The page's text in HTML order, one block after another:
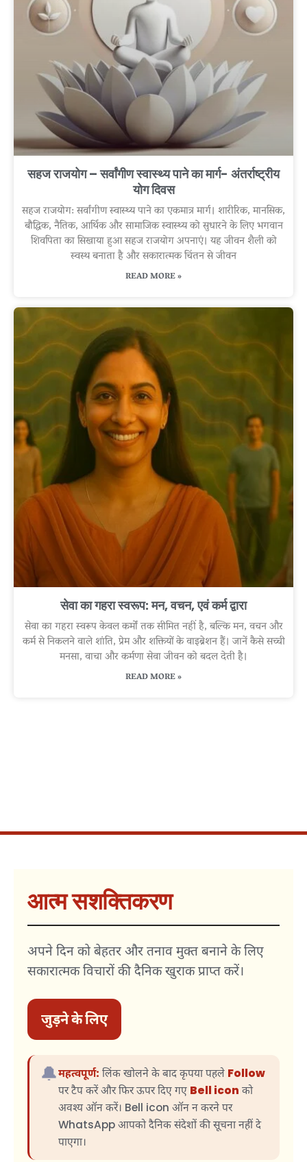
सहज राजयोग – सर्वांगीण स्वास्थ्य पाने का मार्ग- अंतर्राष्ट्रीय
योग दिवस
सहज राजयोग: सर्वांगीण स्वास्थ्य पाने का एकमात्र मार्ग। शारीरिक, मानसिक,
बौद्धिक, नैतिक, आर्थिक और सामाजिक स्वास्थ्य को सुधारने के लिए भगवान
शिवपिता का सिखाया हुआ सहज राजयोग अपनाएं। यह जीवन शैली को
स्वस्थ बनाता है और सकारात्मक चिंतन से जीवन
READ MORE »
सेवा का गहरा स्वरूप: मन, वचन, एवं कर्म द्वारा
सेवा का गहरा स्वरूप केवल कर्मों तक सीमित नहीं है, बल्कि मन, वचन और
कर्म से निकलने वाले शांति, प्रेम और शक्तियों के वाइब्रेशन हैं। जानें कैसे सच्ची
मनसा, वाचा और कर्मणा सेवा जीवन को बदल देती है।
READ MORE »
आत्म सशक्तिकरण
अपने दिन को बेहतर और तनाव मुक्त बनाने के लिए
सकारात्मक विचारों की दैनिक खुराक प्राप्त करें।
जुड़ने के लिए
🔔महत्वपूर्ण: लिंक खोलने के बाद कृपया पहले Follow
पर टैप करें और फिर ऊपर दिए गए Bell icon को
अवश्य ऑन करें। Bell icon ऑन न करने पर
WhatsApp आपको दैनिक संदेशों की सूचना नहीं दे
पाएगा।